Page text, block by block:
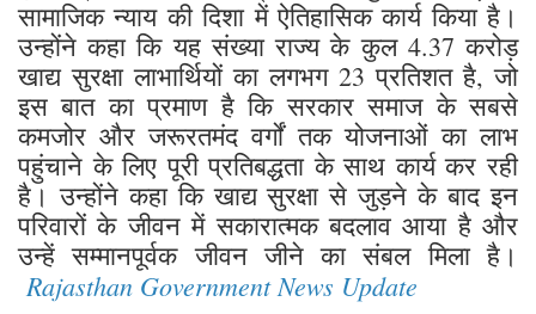
सामाजिक न्याय की दिशा में ऐतिहासिक कार्य किया है।
उन्होंने कहा कि यह संख्या राज्य के कुल 4.37 करोड़
खाद्य सुरक्षा लाभार्थियों का लगभग 23 प्रतिशत है, जो
इस बात का प्रमाण है कि सरकार समाज के सबसे
कमजोर और जरूरतमंद वर्गों तक योजनाओं का लाभ
पहुंचाने के लिए पूरी प्रतिबद्धता के साथ कार्य कर रही
है। उन्होंने कहा कि खाद्य सुरक्षा से जुड़ने के बाद इन
परिवारों के जीवन में सकारात्मक बदलाव आया है और
उन्हें सम्मानपूर्वक जीवन जीने का संबल मिला है।
Rajasthan Government News Update